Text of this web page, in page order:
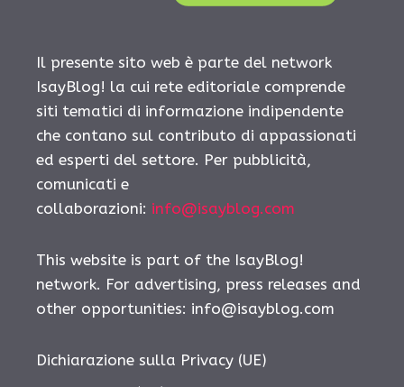
Il presente sito web è parte del network
IsayBlog! la cui rete editoriale comprende
siti tematici di informazione indipendente
che contano sul contributo di appassionati
ed esperti del settore. Per pubblicità,
comunicati e
collaborazioni: info@isayblog.com
This website is part of the IsayBlog!
network. For advertising, press releases and
other opportunities: info@isayblog.com
Dichiarazione sulla Privacy (UE)